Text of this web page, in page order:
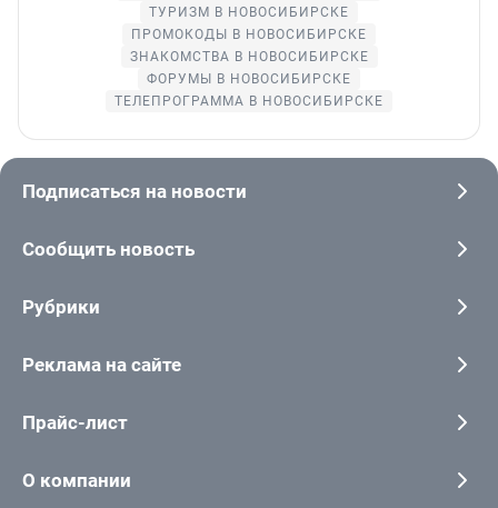
ТУРИЗМ В НОВОСИБИРСКЕ
ПРОМОКОДЫ В НОВОСИБИРСКЕ
ЗНАКОМСТВА В НОВОСИБИРСКЕ
ФОРУМЫ В НОВОСИБИРСКЕ
ТЕЛЕПРОГРАММА В НОВОСИБИРСКЕ
Подписаться на новости
Сообщить новость
Рубрики
Реклама на сайте
Прайс-лист
О компании